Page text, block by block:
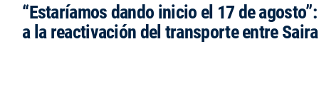
“Estaríamos dando inicio el 17 de
a la reactivación del transporte entre